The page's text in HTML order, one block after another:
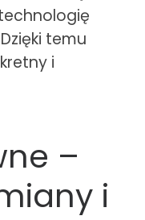
temu
i
–
i